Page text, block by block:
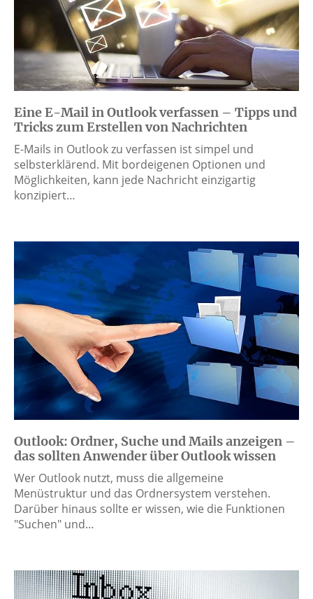
Eine E-Mail in Outlook verfassen – Tipps und
Tricks zum Erstellen von Nachrichten
E-Mails in Outlook zu verfassen ist simpel und
selbsterklärend. Mit bordeigenen Optionen und
Möglichkeiten, kann jede Nachricht einzigartig
konzipiert…
Outlook: Ordner, Suche und Mails anzeigen –
das sollten Anwender über Outlook wissen
Wer Outlook nutzt, muss die allgemeine
Menüstruktur und das Ordnersystem verstehen.
Darüber hinaus sollte er wissen, wie die Funktionen
"Suchen" und…